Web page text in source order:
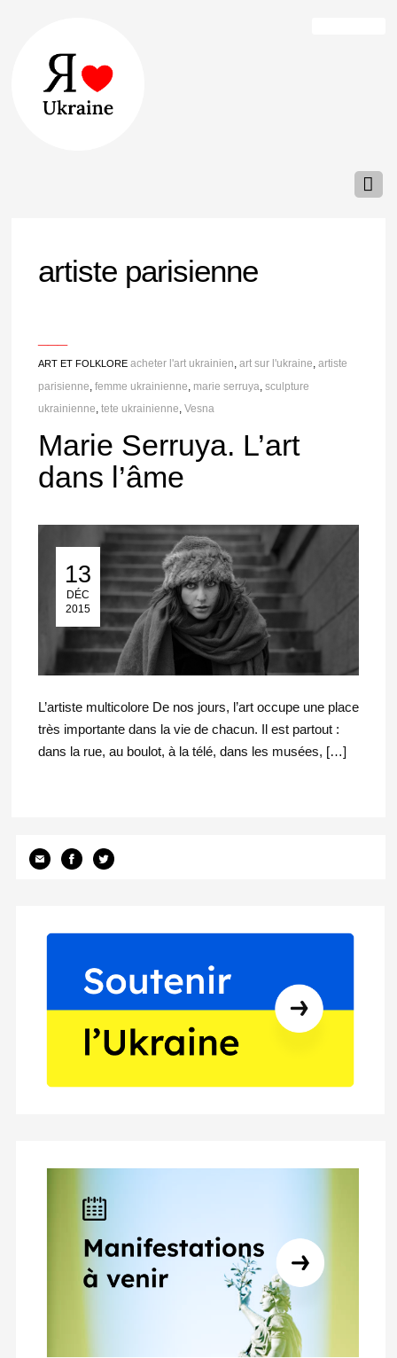
artiste parisienne
ART ET FOLKLORE acheter l'art ukrainien art sur l'ukraine artiste
parisienne femme ukrainienne marie serruya sculpture
ukrainienne tete ukrainienne Vesna
Marie Serruya. L’art
dans l’âme
13
DÉC
2015
13 Déc 2015
L’artiste multicolore De nos jours, l’art occupe une place
très importante dans la vie de chacun. Il est partout :
dans la rue, au boulot, à la télé, dans les musées, […]